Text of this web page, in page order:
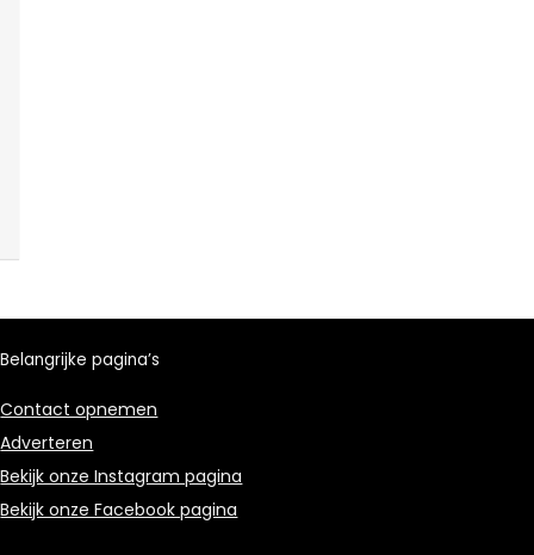
Belangrijke pagina’s
Contact opnemen
Adverteren
Bekijk onze Instagram pagina
Bekijk onze Facebook pagina